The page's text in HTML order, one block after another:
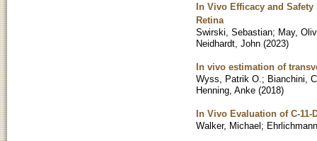
In Vivo Efficacy and
Retina
Swirski, Sebastian; May,
Neidhardt, John (2023)
In vivo estimation of
Wyss, Patrik O. ; Bianchini,
Henning, Anke (2018)
In Vivo Evaluation of C-11-
Walker, Michael;